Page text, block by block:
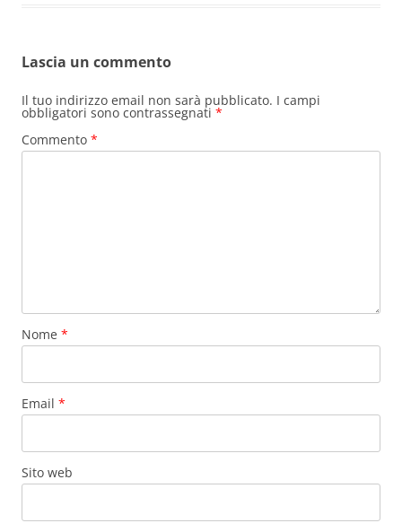
Lascia un commento
Il tuo indirizzo email non sarà pubblicato. I campi
obbligatori sono contrassegnati *
Commento *
Nome *
Email *
Sito web